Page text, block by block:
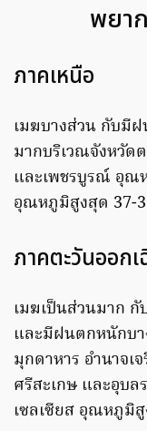
พยา
ภาคเหนือ
เมฆบางส่วน กับมี
มากบริเวณจังหวั
และเพชรบูรณ์ อุณ
อุณหภูมิสูงสุด 37-
ภาคตะวันออก
เมฆเป็นส่วนมาก
และมีฝนตกหนักบา
มุกดาหาร อำนาจ
ศรีสะเกษ และอุบ
เซลเซียส อุณหภูมิ